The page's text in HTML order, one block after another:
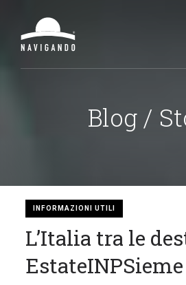
Blog /
INFORMAZIONI UTILI
L’Italia tra le
EstateINPSieme